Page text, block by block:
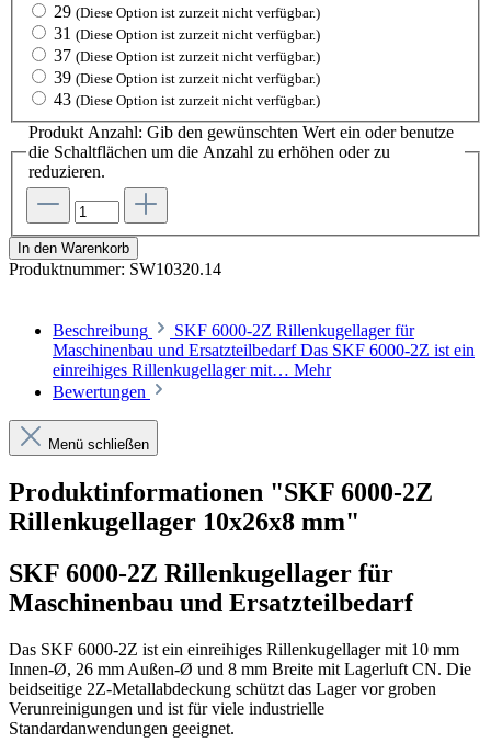
29 (Diese Option ist zurzeit nicht verfügbar.)
31 (Diese Option ist zurzeit nicht verfügbar.)
37 (Diese Option ist zurzeit nicht verfügbar.)
39 (Diese Option ist zurzeit nicht verfügbar.)
43 (Diese Option ist zurzeit nicht verfügbar.)
Produkt Anzahl: Gib den gewünschten Wert ein oder benutze
die Schaltflächen um die Anzahl zu erhöhen oder zu
reduzieren.
In den Warenkorb
Produktnummer: SW10320.14
Beschreibung
SKF 6000-2Z Rillenkugellager für
Maschinenbau und Ersatzteilbedarf Das SKF 6000-2Z ist ein
einreihiges Rillenkugellager mit… Mehr
Bewertungen
Menü schließen
Produktinformationen "SKF 6000-2Z
Rillenkugellager 10x26x8 mm"
SKF 6000-2Z Rillenkugellager für
Maschinenbau und Ersatzteilbedarf
Das SKF 6000-2Z ist ein einreihiges Rillenkugellager mit 10 mm
Innen-Ø, 26 mm Außen-Ø und 8 mm Breite mit Lagerluft CN. Die
beidseitige 2Z-Metallabdeckung schützt das Lager vor groben
Verunreinigungen und ist für viele industrielle
Standardanwendungen geeignet.